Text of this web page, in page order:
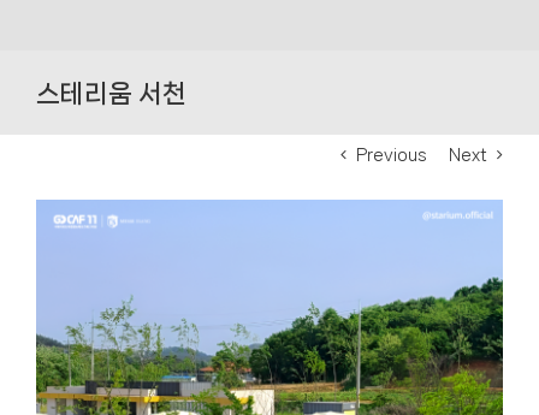
content스테리움 서천
Previous Next